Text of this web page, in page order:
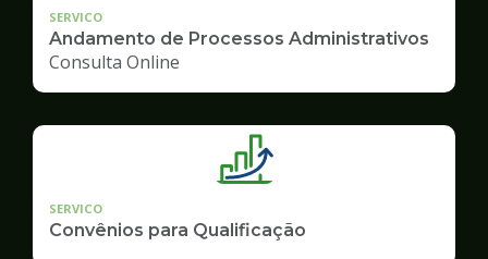
SERVICO
Andamento de Processos Administrativos
Consulta Online
SERVICO
Convênios para Qualificação